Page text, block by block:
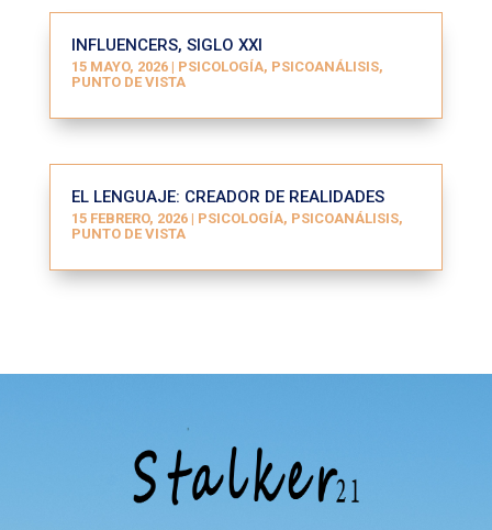
INFLUENCERS, SIGLO XXI
15 MAYO, 2026| PSICOLOGÍA, PSICOANÁLISIS,
PUNTO DE VISTA
EL LENGUAJE: CREADOR DE REALIDADES
15 FEBRERO, 2026| PSICOLOGÍA, PSICOANÁLISIS,
PUNTO DE VISTA